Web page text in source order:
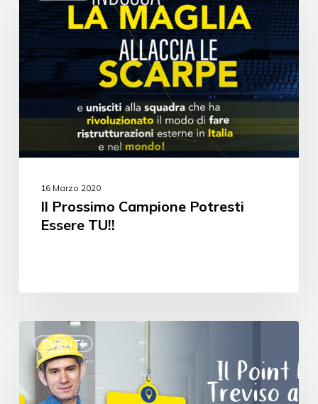
16 Marzo 2020
Il Prossimo Campione Potresti
Essere TU!!
EVENTI